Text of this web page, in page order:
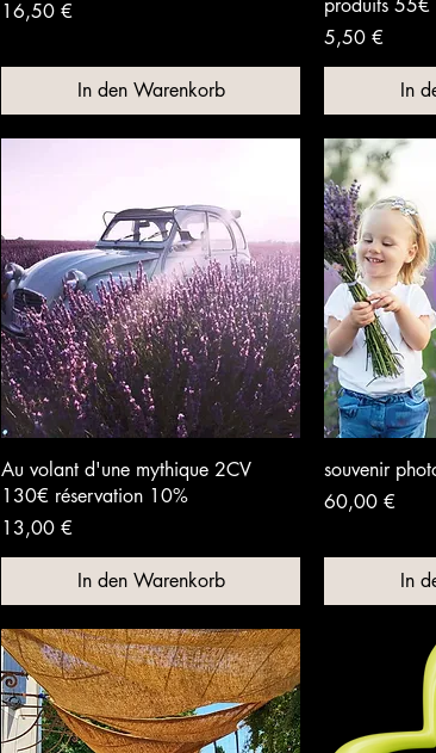
Preis
16,50 €
In den Warenkorb
Preis
5,50 €
In
Au volant d'une mythique 2CV
130€ réservation 10%
Preis
13,00 €
In den Warenkorb
souvenir
Preis
60,00 €
In